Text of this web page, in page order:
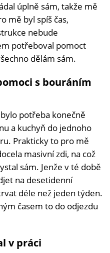
úplně sám, takže mě
mě byl spíš čas,
nebude
potřeboval pomoct
dělám sám.
s bouráním
potřeba konečně
a kuchyň do jednoho
Prakticky to pro mě
masivní zdi, na což
sám. Jenže v té době
na desetidenní
déle než jeden týden.
časem to do odjezdu
v práci